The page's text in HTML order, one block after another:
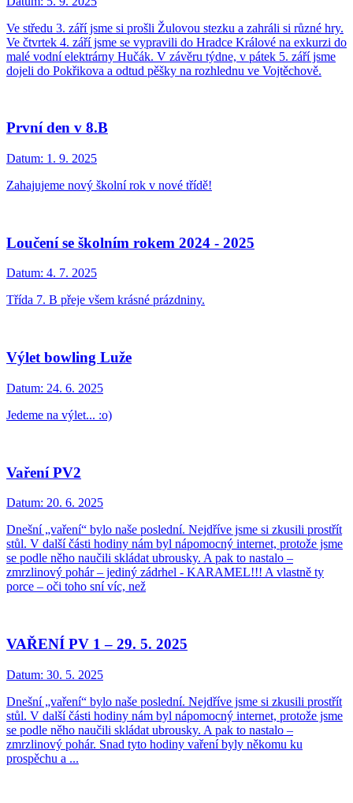
Ve středu 3. září jsme si prošli Žulovou stezku a zahráli si různé hry.
Ve čtvrtek 4. září jsme se vypravili do Hradce Králové na exkurzi do
malé vodní elektrárny Hučák. V závěru týdne, v pátek 5. září jsme
dojeli do Pokřikova a odtud pěšky na rozhlednu ve Vojtěchově.
První den v 8.B
Datum: 1. 9. 2025
Zahajujeme nový školní rok v nové třídě!
Loučení se školním rokem 2024 - 2025
Datum: 4. 7. 2025
Třída 7. B přeje všem krásné prázdniny.
Výlet bowling Luže
Datum: 24. 6. 2025
Jedeme na výlet... :o)
Vaření PV2
Datum: 20. 6. 2025
Dnešní „vaření“ bylo naše poslední. Nejdříve jsme si zkusili prostřít
stůl. V další části hodiny nám byl nápomocný internet, protože jsme
se podle něho naučili skládat ubrousky. A pak to nastalo –
zmrzlinový pohár – jediný zádrhel - KARAMEL!!! A vlastně ty
porce – oči toho sní víc, než
VAŘENÍ PV 1 – 29. 5. 2025
Datum: 30. 5. 2025
Dnešní „vaření“ bylo naše poslední. Nejdříve jsme si zkusili prostřít
stůl. V další části hodiny nám byl nápomocný internet, protože jsme
se podle něho naučili skládat ubrousky. A pak to nastalo –
zmrzlinový pohár. Snad tyto hodiny vaření byly někomu ku
prospěchu a ...